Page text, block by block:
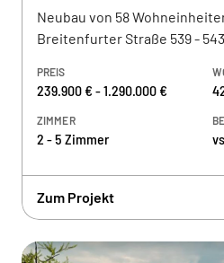
Neubau von 58
Breitenfurter Straße 539 -
PREIS
239.900 € - 1.290.000 €
ZIMMER
2 - 5 Zimmer
Zum Projekt